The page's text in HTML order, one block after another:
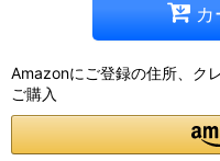
Amazonにご登録の住所、ク
ご購入